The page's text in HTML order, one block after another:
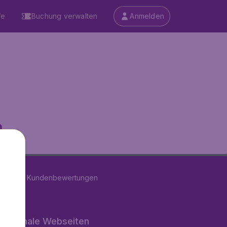
Buchung verwalten Anmelden
...
Kundenbewertungen
Webseiten